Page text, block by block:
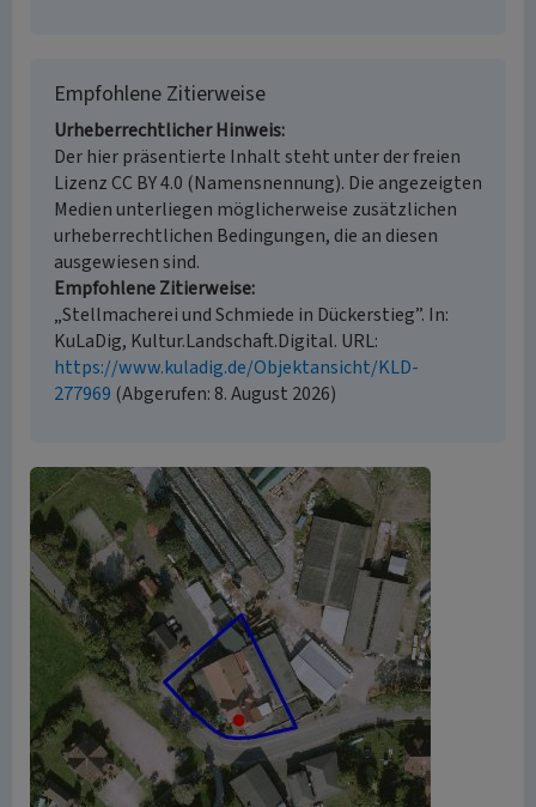
Empfohlene Zitierweise
Urheberrechtlicher Hinweis
Der hier präsentierte Inhalt steht unter der freien
Lizenz CC BY 4.0 (Namensnennung). Die angezeigten
Medien unterliegen möglicherweise zusätzlichen
urheberrechtlichen Bedingungen, die an diesen
ausgewiesen sind.
Empfohlene Zitierweise
„Stellmacherei und Schmiede in Dückerstieg”. In:
KuLaDig, Kultur.Landschaft.Digital. URL:
https://www.kuladig.de/Objektansicht/KLD-
277969 (Abgerufen: 8. August 2026)